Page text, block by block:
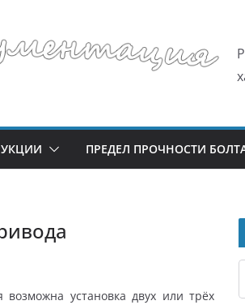
ПРЕДЕЛ ПРОЧНОСТИ
установка двух или трёх